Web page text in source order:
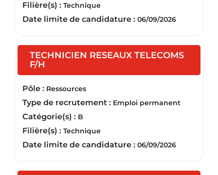
Filière(s) : Technique
Date limite de candidature : 06/09/2026
TECHNICIEN RESEAUX TELECOMS
F/H
Pôle : Ressources
Type de recrutement : Emploi permanent
Catégorie(s) : B
Filière(s) : Technique
Date limite de candidature : 06/09/2026